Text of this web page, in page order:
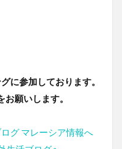
に参加しております。
願いします。